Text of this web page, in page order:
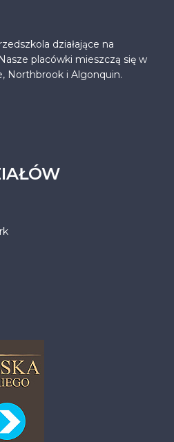
działające na
placówki mieszczą się w
Northbrook i Algonquin.